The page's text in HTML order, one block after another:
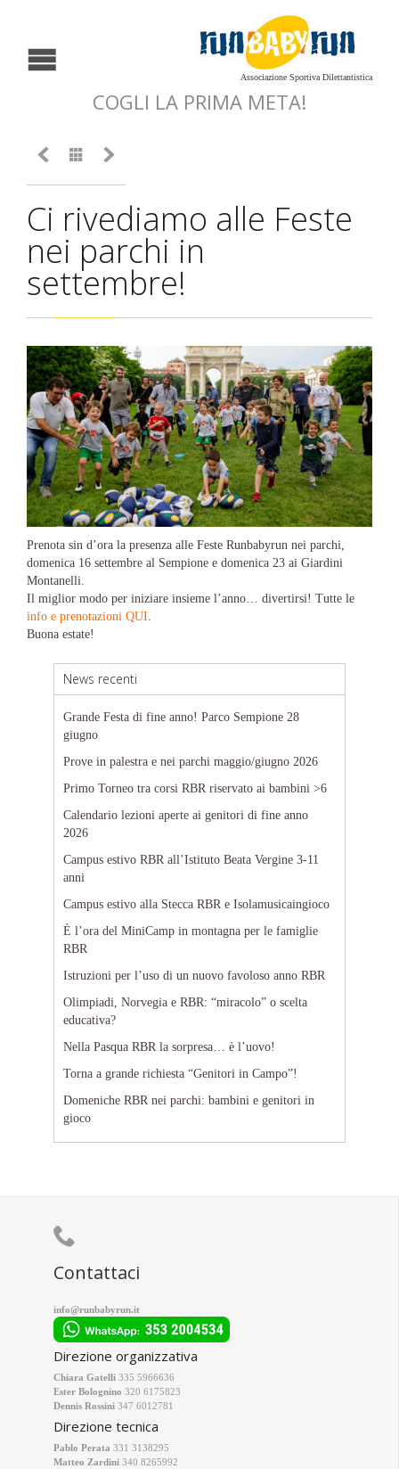
Associazione Sportiva Dilettantistica
COGLI LA PRIMA META!
Ci rivediamo alle Feste
nei parchi in
settembre!
  
Prenota sin d’ora la presenza alle Feste Runbabyrun nei parchi,
domenica 16 settembre al Sempione e domenica 23 ai Giardini
Montanelli.
Il miglior modo per iniziare insieme l’anno… divertirsi! Tutte le
info e prenotazioni QUI.
Buona estate!
News recenti
Grande Festa di fine anno! Parco Sempione 28
giugno
Prove in palestra e nei parchi maggio/giugno 2026
Primo Torneo tra corsi RBR riservato ai bambini >6
Calendario lezioni aperte ai genitori di fine anno
2026
Campus estivo RBR all’Istituto Beata Vergine 3-11
anni
Campus estivo alla Stecca RBR e Isolamusicaingioco
È l’ora del MiniCamp in montagna per le famiglie
RBR
Istruzioni per l’uso di un nuovo favoloso anno RBR
Olimpiadi, Norvegia e RBR: “miracolo” o scelta
educativa?
Nella Pasqua RBR la sorpresa… è l’uovo!
Torna a grande richiesta “Genitori in Campo”!
Domeniche RBR nei parchi: bambini e genitori in
gioco

Contattaci
info@runbabyrun.it
Direzione organizzativa
Chiara Gatelli 335 5966636
Ester Bolognino 320 6175823
Dennis Rossini 347 6012781
Direzione tecnica
Pablo Perata 331 3138295
Matteo Zardini 340 8265992